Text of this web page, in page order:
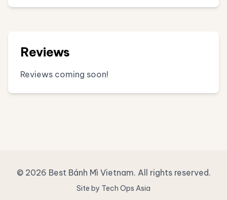
Reviews
Reviews coming soon!
© 2026 Best Bánh Mì Vietnam. All rights reserved.
Site by Tech Ops Asia